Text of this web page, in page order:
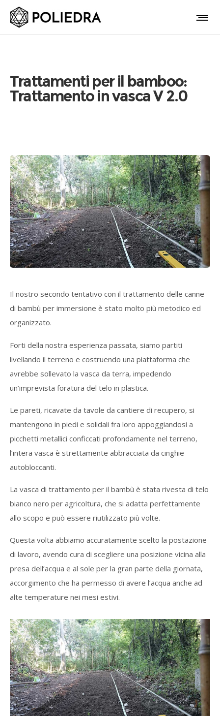
Trattamenti per il bamboo:
Trattamento in vasca V 2.0
Il nostro secondo tentativo con il trattamento delle canne
di bambù per immersione è stato molto più metodico ed
organizzato.
Forti della nostra esperienza passata, siamo partiti
livellando il terreno e costruendo una piattaforma che
avrebbe sollevato la vasca da terra, impedendo
un’imprevista foratura del telo in plastica.
Le pareti, ricavate da tavole da cantiere di recupero, si
mantengono in piedi e solidali fra loro appoggiandosi a
picchetti metallici conficcati profondamente nel terreno,
l’intera vasca è strettamente abbracciata da cinghie
autobloccanti.
La vasca di trattamento per il bambù è stata rivesta di telo
bianco nero per agricoltura, che si adatta perfettamente
allo scopo e può essere riutilizzato più volte.
Questa volta abbiamo accuratamente scelto la postazione
di lavoro, avendo cura di scegliere una posizione vicina alla
presa dell’acqua e al sole per la gran parte della giornata,
accorgimento che ha permesso di avere l’acqua anche ad
alte temperature nei mesi estivi.